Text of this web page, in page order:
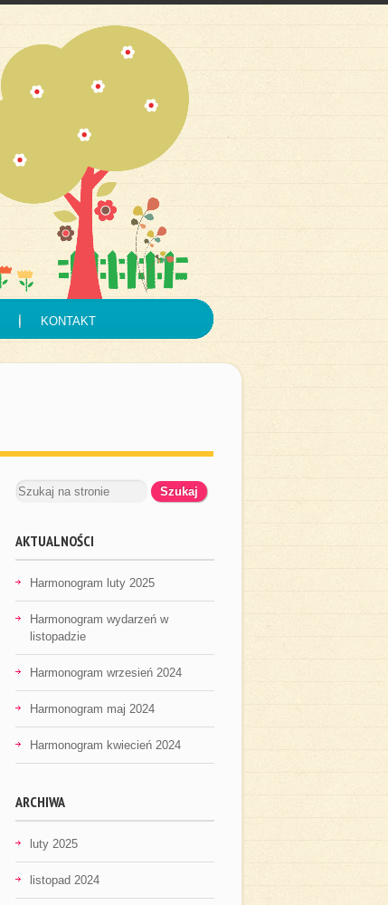
KONTAKT
AKTUALNOŚCI
Harmonogram luty 2025
Harmonogram wydarzeń w
listopadzie
Harmonogram wrzesień 2024
Harmonogram maj 2024
Harmonogram kwiecień 2024
ARCHIWA
luty 2025
listopad 2024